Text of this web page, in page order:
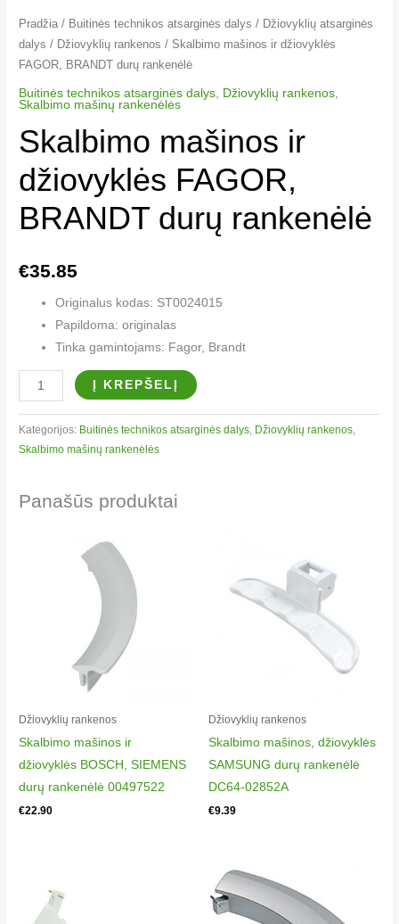
Pradžia / Buitinės technikos atsarginės dalys / Džiovyklių atsarginės
dalys / Džiovyklių rankenos​ / Skalbimo mašinos ir džiovyklės
FAGOR, BRANDT durų rankenėlė
Buitinės technikos atsarginės dalys Džiovyklių rankenos​
Skalbimo mašinų rankenėlės
Skalbimo mašinos ir
džiovyklės FAGOR,
BRANDT durų rankenėlė
€35.85
Originalus kodas: ST0024015
Papildoma: originalas
Tinka gamintojams: Fagor, Brandt
Į KREPŠELĮ
Kategorijos: Buitinės technikos atsarginės dalys, Džiovyklių rankenos​,
Skalbimo mašinų rankenėlės
Panašūs produktai
Džiovyklių rankenos​
Skalbimo mašinos ir
džiovyklės BOSCH, SIEMENS
durų rankenėlė 00497522
€22.90
Džiovyklių rankenos​
Skalbimo mašinos, džiovyklės
SAMSUNG durų rankenėlė
DC64-02852A
€9.39